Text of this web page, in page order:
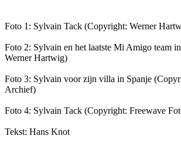
Foto 1: Sylvain Tack (Copyright: Werner
Foto 2: Sylvain en het laatste Mi Amigo team
Werner Hartwig)
Foto 3: Sylvain voor zijn villa in Spanje
Archief)
Foto 4: Sylvain Tack (Copyright: Freewave
Tekst: Hans Knot